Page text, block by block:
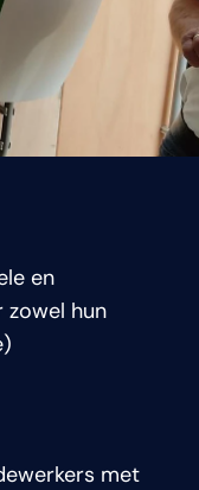
en
zowel hun
met